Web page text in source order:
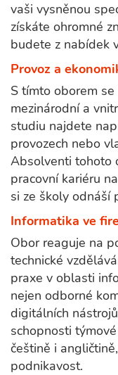
vaši vysněnou
získáte ohromné
budete z nabídek
Provoz a
S tímto oborem
mezinárodní a
studiu najdete
provozech nebo
Absolventi tohoto
pracovní kariéru
si ze školy odnáší
Informatika ve
Obor reaguje na
technické
praxe v oblasti
nejen odborné
digitálních
schopnosti
češtině i
podnikavost.